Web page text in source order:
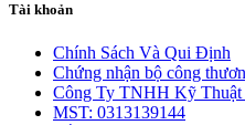
Tài khoản
Chính Sách Và Qui Định
Chứng nhận bộ công
Công Ty TNHH Kỹ Thuật
MST: 0313139144